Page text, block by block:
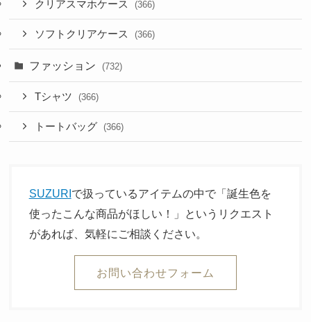
クリアスマホケース (366)
ソフトクリアケース (366)
ファッション (732)
Tシャツ (366)
トートバッグ (366)
SUZURIで扱っているアイテムの中で「誕生色を
使ったこんな商品がほしい！」というリクエスト
があれば、気軽にご相談ください。
お問い合わせフォーム